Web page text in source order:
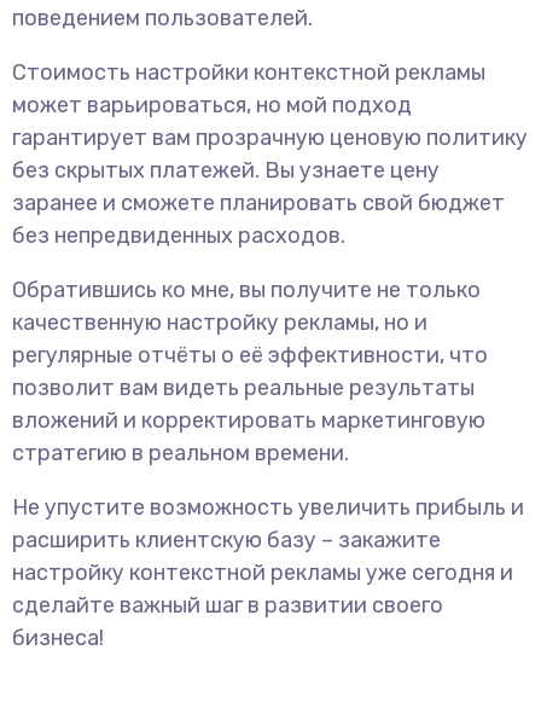
поведением пользователей.
Стоимость настройки контекстной рекламы
может варьироваться, но мой подход
гарантирует вам прозрачную ценовую политику
без скрытых платежей. Вы узнаете цену
заранее и сможете планировать свой бюджет
без непредвиденных расходов.
Обратившись ко мне, вы получите не только
качественную настройку рекламы, но и
регулярные отчёты о её эффективности, что
позволит вам видеть реальные результаты
вложений и корректировать маркетинговую
стратегию в реальном времени.
Не упустите возможность увеличить прибыль и
расширить клиентскую базу – закажите
настройку контекстной рекламы уже сегодня и
сделайте важный шаг в развитии своего
бизнеса!